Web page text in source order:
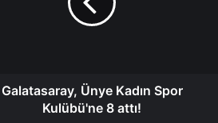
Galatasaray, Ünye Kadın Spor
Kulübü'ne 8 attı!